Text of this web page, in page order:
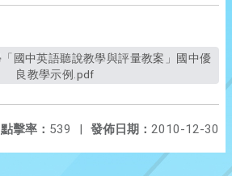
良教學示例.pdf
發佈日期： 2010-12-30
點擊率： 539 |